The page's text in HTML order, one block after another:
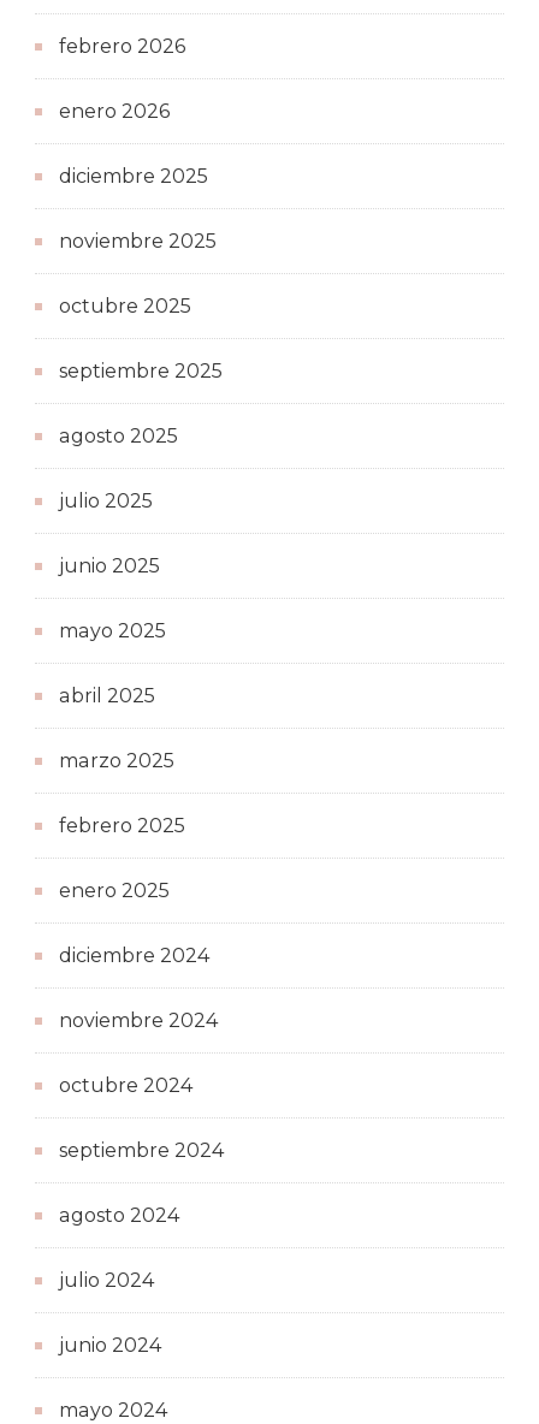
febrero 2026
enero 2026
diciembre 2025
noviembre 2025
octubre 2025
septiembre 2025
agosto 2025
julio 2025
junio 2025
mayo 2025
abril 2025
marzo 2025
febrero 2025
enero 2025
diciembre 2024
noviembre 2024
octubre 2024
septiembre 2024
agosto 2024
julio 2024
junio 2024
mayo 2024